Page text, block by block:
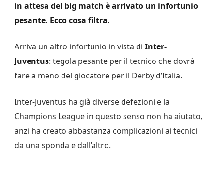
in attesa del big match è arrivato un infortunio
pesante. Ecco cosa filtra.
Arriva un altro infortunio in vista di Inter-
Juventus: tegola pesante per il tecnico che dovrà
fare a meno del giocatore per il Derby d’Italia.
Inter-Juventus ha già diverse defezioni e la
Champions League in questo senso non ha aiutato,
anzi ha creato abbastanza complicazioni ai tecnici
da una sponda e dall’altro.